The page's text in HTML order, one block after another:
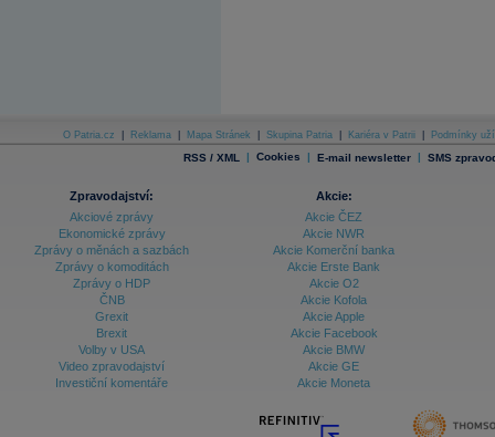
Archiv - Měnová politika
Archiv - Treasury alerty
Archiv - Vývoj české koruny
Archiv analýz - Makroukazatele
Ceny průmyslových výrobců - Data a prognózy
Ceny průmyslových výrobců - Graf (ČR)
O Patria.cz Reklama Mapa Stránek Skupina Patria Kariéra v Patrii Podmínky
RSS / XML | Cookies | E-mail newsletter | SMS
Zpravodajství:
Akciové zprávy
Ekonomické zprávy
Zprávy o měnách a sazbách
Zprávy o komoditách
Zprávy o HDP
ČNB
Grexit
Brexit
Volby v USA
Video zpravodajství
Investiční komentáře
Akcie:
Akcie ČEZ
Akcie NWR
Akcie Komerční banka
Akcie Erste Bank
Akcie O2
Akcie Kofola
Akcie Apple
Akcie Facebook
Akcie BMW
Akcie GE
Akcie Moneta